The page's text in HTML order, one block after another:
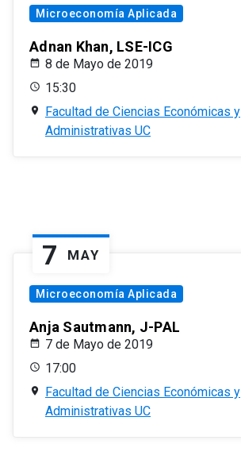
Microeconomía Aplicada
Adnan Khan, LSE-ICG
8 de Mayo de 2019
15:30
Facultad de Ciencias Económicas y
Administrativas UC
7 MAY
Microeconomía Aplicada
Anja Sautmann, J-PAL
7 de Mayo de 2019
17:00
Facultad de Ciencias Económicas y
Administrativas UC